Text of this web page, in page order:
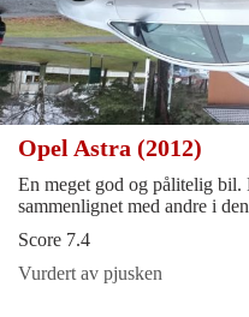
Opel Astra (2012)
En meget god og pålitelig bil.
sammenlignet med andre i
Score 7.4
Vurdert av pjusken